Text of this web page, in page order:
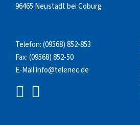
96465 Neustadt bei Coburg
Telefon:(09568) 852-853
Fax: (09568) 852-50
E-Mailinfo@telenec.de